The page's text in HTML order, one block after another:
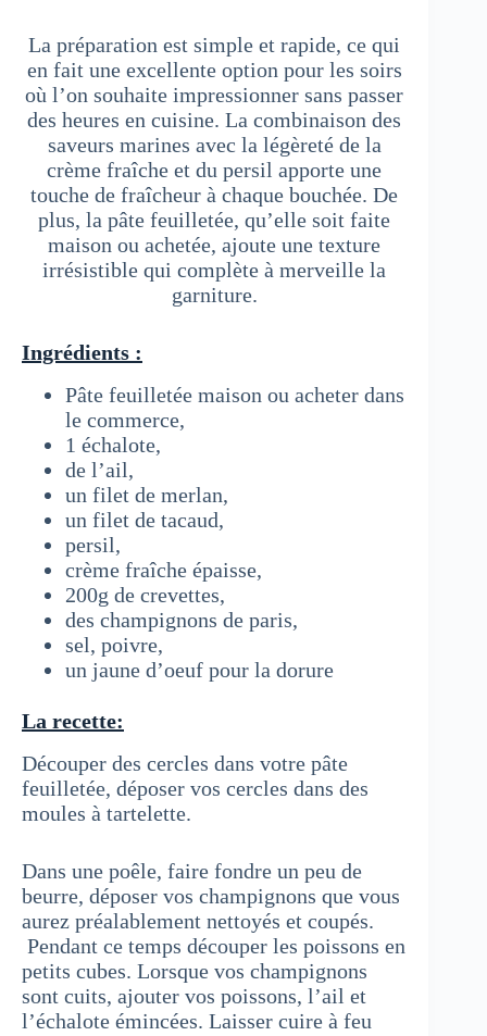
La préparation est simple et rapide, ce qui
en fait une excellente option pour les soirs
où l’on souhaite impressionner sans passer
des heures en cuisine. La combinaison des
saveurs marines avec la légèreté de la
crème fraîche et du persil apporte une
touche de fraîcheur à chaque bouchée. De
plus, la pâte feuilletée, qu’elle soit faite
maison ou achetée, ajoute une texture
irrésistible qui complète à merveille la
garniture.
Ingrédients :
Pâte feuilletée maison ou acheter dans
le commerce,
1 échalote,
de l’ail,
un filet de merlan,
un filet de tacaud,
persil,
crème fraîche épaisse,
200g de crevettes,
des champignons de paris,
sel, poivre,
un jaune d’oeuf pour la dorure
La recette:
Découper des cercles dans votre pâte
feuilletée, déposer vos cercles dans des
moules à tartelette.
Dans une poêle, faire fondre un peu de
beurre, déposer vos champignons que vous
aurez préalablement nettoyés et coupés.
Pendant ce temps découper les poissons en
petits cubes. Lorsque vos champignons
sont cuits, ajouter vos poissons, l’ail et
l’échalote émincées. Laisser cuire à feu